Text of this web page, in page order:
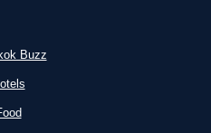
Buzz